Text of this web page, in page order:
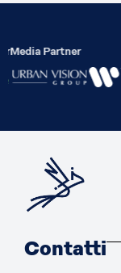
Media Partner
Contatti